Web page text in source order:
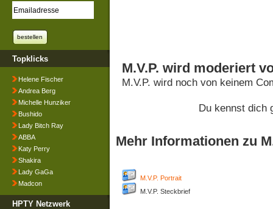
Topklicks
Helene Fischer
Andrea Berg
Michelle Hunziker
Bushido
Lady Bitch Ray
ABBA
Katy Perry
Shakira
Lady GaGa
Madcon
HPTY Netzwerk
M.V.P. wird moderiert
M.V.P. wird noch von keinem
Du kennst dich
Mehr Informationen zu
M.V.P. Portrait
M.V.P. Steckbrief